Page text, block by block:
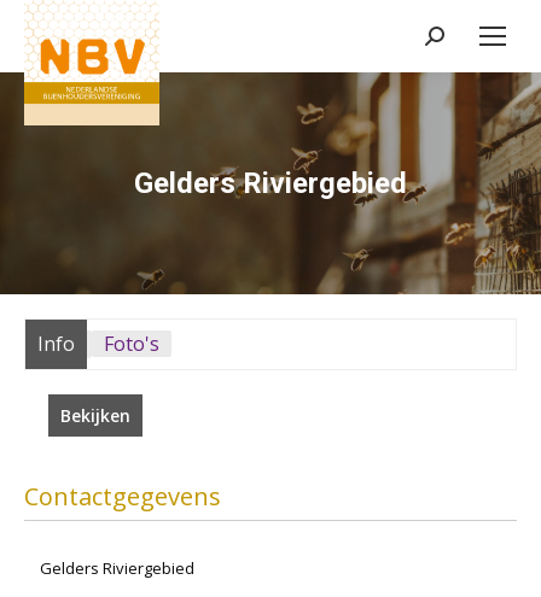
Zoeken:
Gelders Riviergebied
Info Foto's
Bekijken
Contactgegevens
Gelders Riviergebied